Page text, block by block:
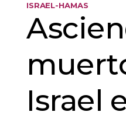
ISRAEL-HAMAS
Israel